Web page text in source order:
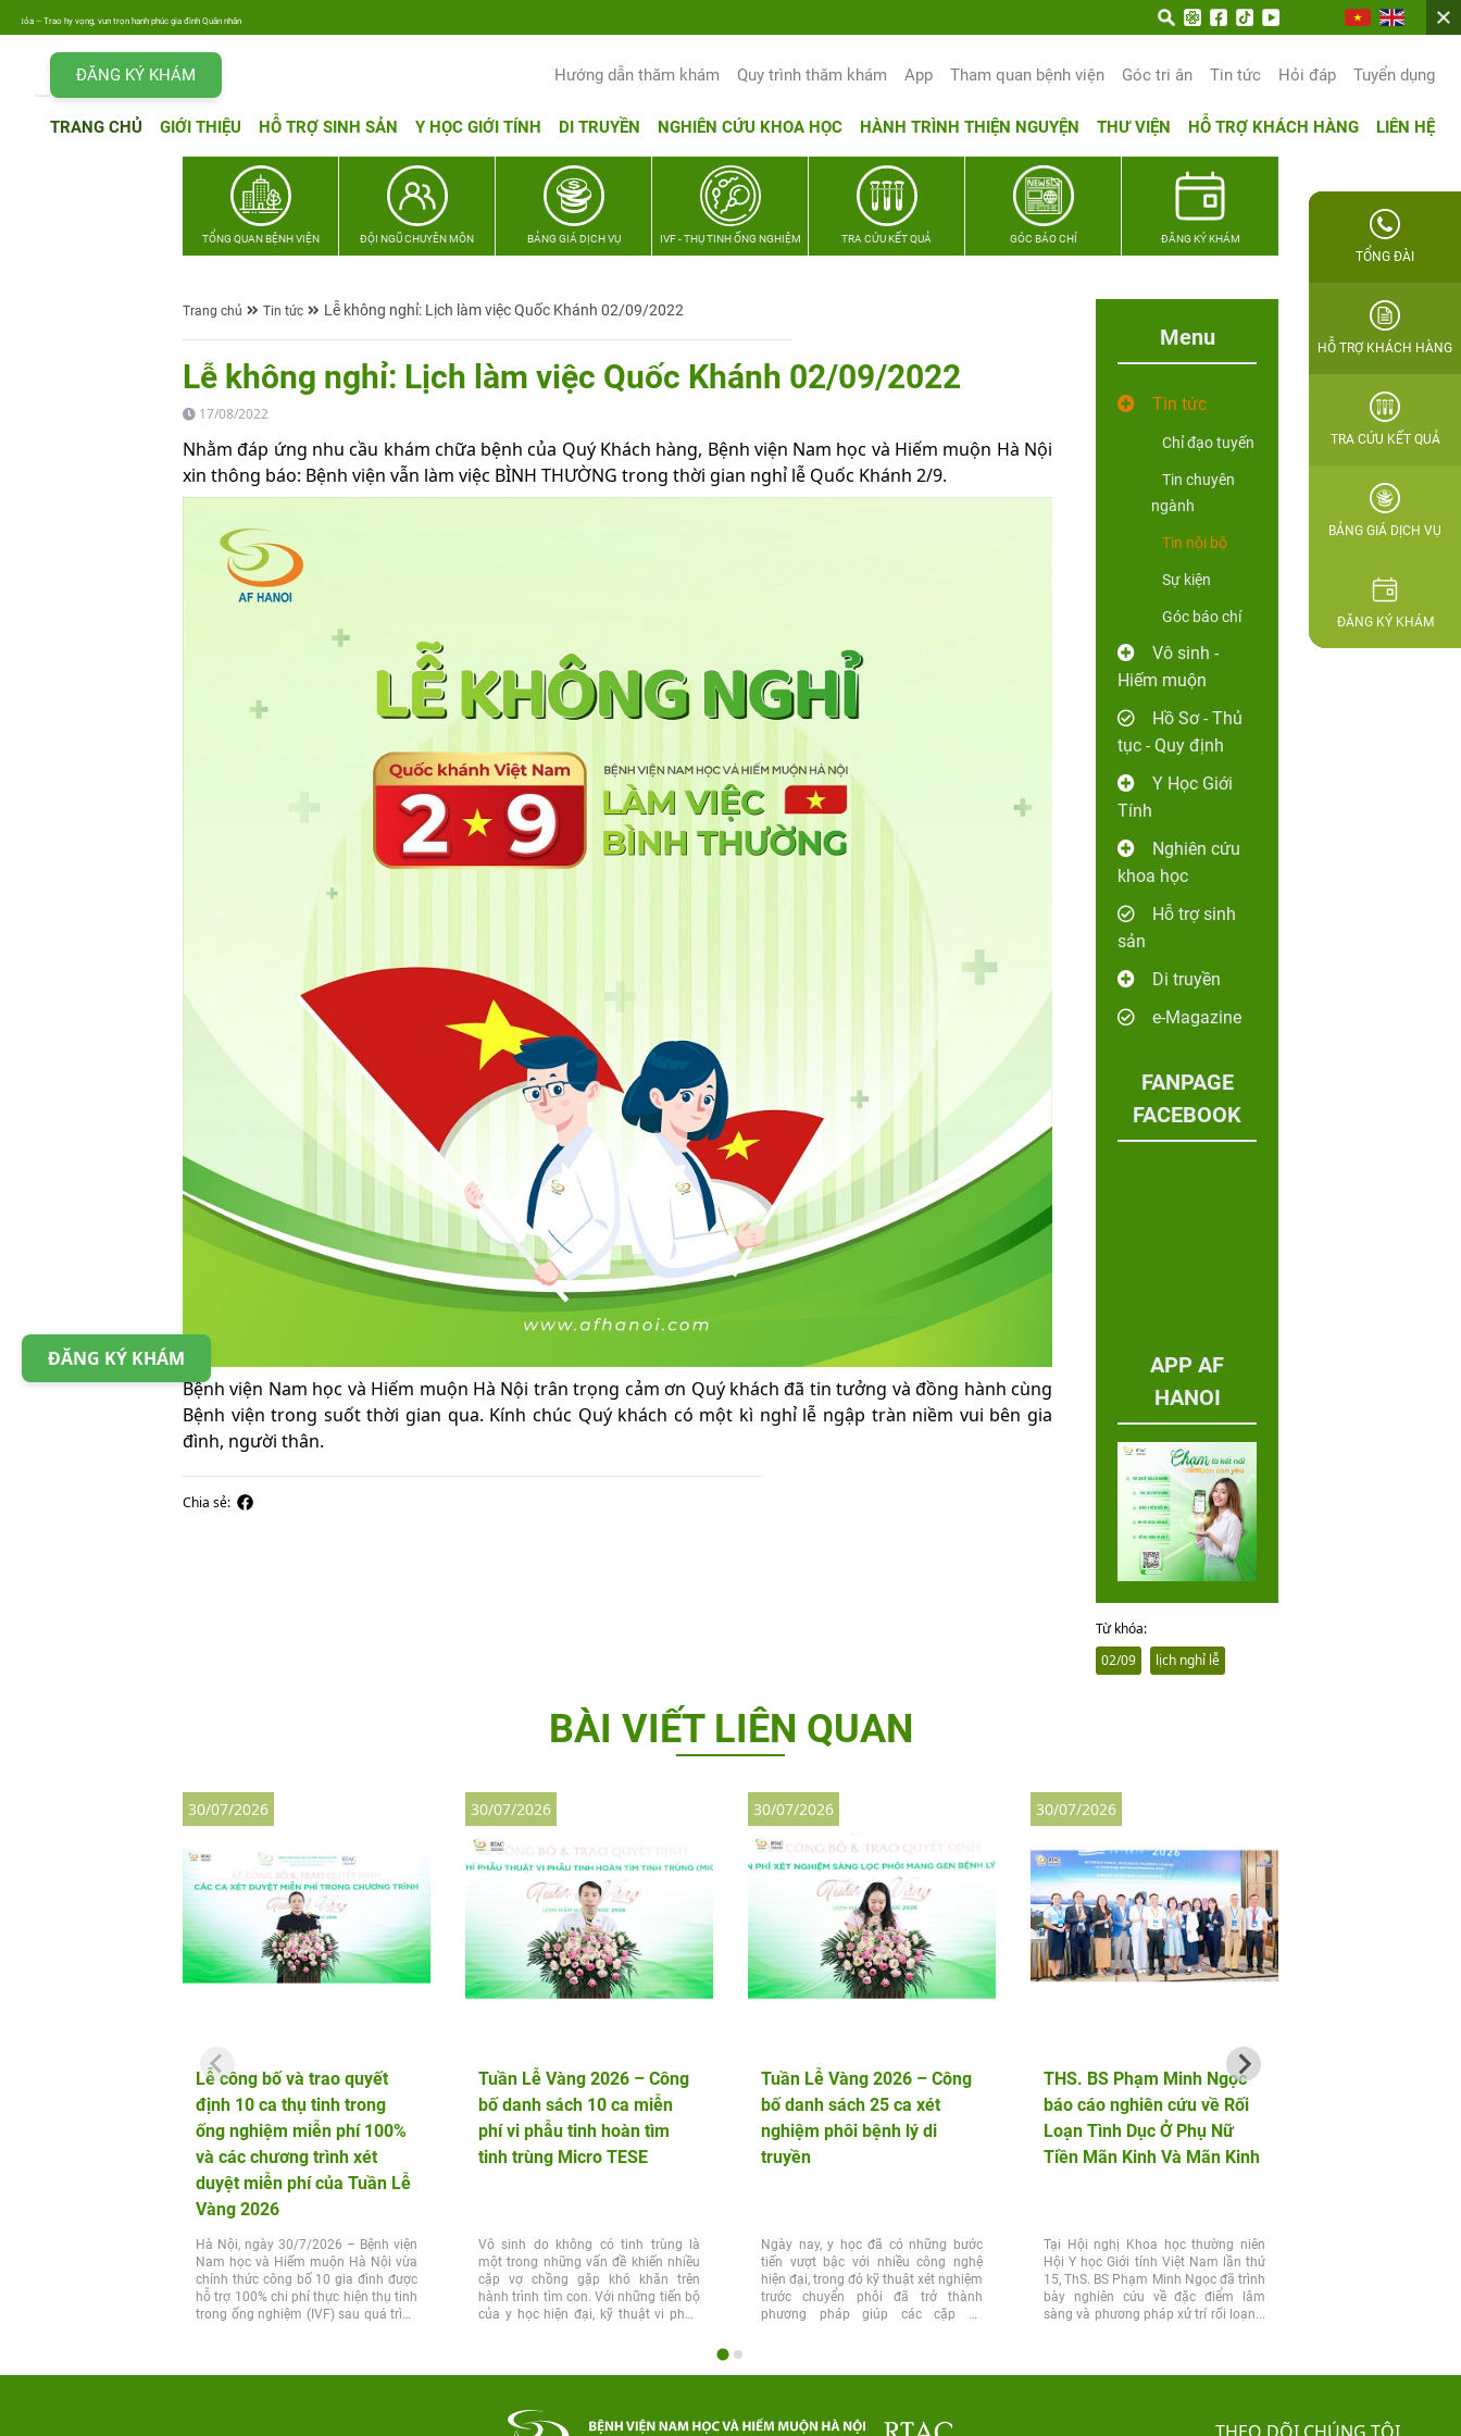
– Trao hy vọng, vun trọn hạnh phúc gia đình Quân nhân
ĐĂNG KÝ KHÁM Hướng dẫn thăm khám Quy trình thăm khám App Tham quan bệnh viện Góc tri ân Tin tức Hỏi đáp Tuyển dụng
TRANG CHỦ GIỚI THIỆU HỖ TRỢ SINH SẢN Y HỌC GIỚI TÍNH DI TRUYỀN NGHIÊN CỨU KHOA HỌC HÀNH TRÌNH THIỆN NGUYỆN THƯ VIỆN HỖ TRỢ KHÁCH HÀNG LIÊN HỆ
TỔNG QUAN BỆNH VIỆN ĐỘI NGŨ CHUYÊN MÔN BẢNG GIÁ DỊCH VỤ IVF - THỤ TINH ỐNG NGHIỆM TRA CỨU KẾT QUẢ GÓC BÁO CHÍ ĐĂNG KÝ KHÁM
Trang chủ Tin tức Lễ không nghỉ: Lịch làm việc Quốc Khánh 02/09/2022
Lễ không nghỉ: Lịch làm việc Quốc Khánh 02/09/2022
17/08/2022
Nhằm đáp ứng nhu cầu khám chữa bệnh của Quý Khách hàng, Bệnh viện Nam học và Hiếm muộn Hà Nội
xin thông báo: Bệnh viện vẫn làm việc BÌNH THƯỜNG trong thời gian nghỉ lễ Quốc Khánh 2/9.
Bệnh viện Nam học và Hiếm muộn Hà Nội trân trọng cảm ơn Quý khách đã tin tưởng và đồng hành cùng
Bệnh viện trong suốt thời gian qua. Kính chúc Quý khách có một kì nghỉ lễ ngập tràn niềm vui bên gia
đình, người thân.
Chia sẻ:
Menu
Tin tức
Chỉ đạo tuyến
Tin chuyên
ngành
Tin nội bộ
Sự kiện
Góc báo chí
Vô sinh -
Hiếm muộn
Hồ Sơ - Thủ
tục - Quy định
Y Học Giới
Tính
Nghiên cứu
khoa học
Hỗ trợ sinh
sản
Di truyền
e-Magazine
FANPAGE
FACEBOOK
APP AF
HANOI
Từ khóa:
02/09
lịch nghỉ lễ
BÀI VIẾT LIÊN QUAN
Lễ công bố và trao quyết
định 10 ca thụ tinh trong
ống nghiệm miễn phí 100%
và các chương trình xét
duyệt miễn phí của Tuần Lễ
Vàng 2026
Hà Nội, ngày 30/7/2026 – Bệnh viện
Nam học và Hiếm muộn Hà Nội vừa
chính thức công bố 10 gia đình được
hỗ trợ 100% chi phí thực hiện thụ tinh
trong ống nghiệm (IVF) sau quá trình
30/07/2026
Tuần Lễ Vàng 2026 – Công
bố danh sách 10 ca miễn
phí vi phẫu tinh hoàn tìm
tinh trùng Micro TESE
Vô sinh do không có tinh trùng là
một trong những vấn đề khiến nhiều
cặp vợ chồng gặp khó khăn trên
hành trình tìm con. Với những tiến bộ
của y học hiện đại, kỹ thuật vi phẫu
30/07/2026
Tuần Lễ Vàng 2026 – Công
bố danh sách 25 ca xét
nghiệm phôi bệnh lý di
truyền
Ngày nay, y học đã có những bước
tiến vượt bậc với nhiều công nghệ
hiện đại, trong đó kỹ thuật xét nghiệm
trước chuyển phôi đã trở thành
phương pháp giúp các cặp vợ
30/07/2026
THS. BS Phạm Minh Ngọc
báo cáo nghiên cứu về Rối
Loạn Tình Dục Ở Phụ Nữ
Tiền Mãn Kinh Và Mãn Kinh
Tại Hội nghị Khoa học thường niên
Hội Y học Giới tính Việt Nam lần thứ
15, ThS. BS Phạm Minh Ngọc đã trình
bày nghiên cứu về đặc điểm lâm
sàng và phương pháp xử trí rối loạn...
30/07/2026
TỔNG ĐÀI
HỖ TRỢ KHÁCH HÀNG
TRA CỨU KẾT QUẢ
BẢNG GIÁ DỊCH VỤ
ĐĂNG KÝ KHÁM
ĐĂNG KÝ KHÁM